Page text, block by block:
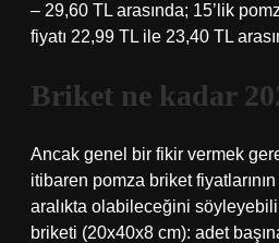
– 29,60 TL arasında; 15’lik
fiyatı 22,99 TL ile 23,40 TL
Briket ne kadar
Ancak genel bir fikir vermek
itibaren pomza briket
aralıkta olabileceğini
briketi (20x40x8 cm): adet